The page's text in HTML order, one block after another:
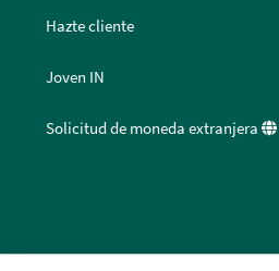
Hazte cliente
Joven IN
Solicitud de moneda extranjera